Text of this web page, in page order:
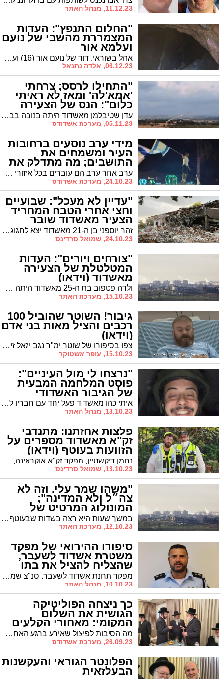
11.12.23, מנהל האתר
"החלום התנפץ": העדות
המצמררת מהשבי של נועם
ועלמא אור
אהל בשוראי, דוד של נועם אור (16) ועלמה אור (13) תושבי קיבוץ בארי ששוחררו אחרי 52 ימים בשבי החמאס, מספר בשמם עדות מצמררת מהשבי
06.12.23, אלדה נתנאל
"התחילו לרסס; צרחתי
'אמא'לה' ומאז לא ראיתי
כלום": הנס של הצעירה
מאשדוד שניצלה מהטבח עדן שטיבלמן מאשדוד היתה בנובה בבוקר שמחת תורה המדמם. כשהחל הירי המאסיבי והבינה שעשרות מחבלים פשטו על המקום, היא רצה לתפוס מחסה. בפוסט מטלטל שפרסמה בפייסבוק היא מספרת על השתלשלות האירועים ומבקשת: "זה הזמן שלנו להיות חזקים ומאוחדים"
05.11.23, מערכת אשדודס
מידי ערב נוסעים ברחובות
העיר ומשמחים את
התושבים; מה מתדלק את
'שיירת השמחה'? (וידאו) ערב אחר ערב הם עוברים בכל איזורי העיר כששיירת הרכבים המשמיעה מוזיקה מרקידה את התושבים ומביאה שמחה לבתים. מי הם אלו שדואגים לשמח את העיר בימים אלו?
24.10.23, מערכת אשדודס
"עדיין לא מעכל": שבועיים
וחצי אחרי הטבח המחריד
הצעיר מאשדוד שובר
שתיקה זהר יוספני בן ה-21 מאשדוד יצא לחגוג את יום ההולדת שלו בנובה עם חברים. 16 יום אחרי המתקפה הרצחנית של מחבלי חמאס הוא משתף לראשונה במה שעבר וכותב: "המחבלים האלה לא ייגרמו לי להפסיק לשמוח".
24.10.23, שמואל סרדינס
"צורחים ויורים": העדות
המטלטלת של הצעירה
מאשדוד (וידאו)
ולדה פטפוב בת ה-25 מאשדוד היתה עם ארוסה באירוע ההמוני ברעים כשעשרות מחבלים פשטו על המקום וטבחו בכל מי שזז. בפוסט מטלטל שפרסמה בפייסבוק היא מגוללת את מה שקרה שם שלב אחר שלב ומספרת איך אפילו כשהגיעו לאחד הבסיסים הסמוכים – אף אחד לא האמין לטבח שמתרחש לא רחוק משם. 'אשדודס' מביא את הפוסט המלא בשינויים קלים
15.10.23, מערכת האתר
גיבור! השוטר שהוביל 100
רכבים והציל מאות בני אדם
(וידאו)
צפו בסיפורו של שוטר ימ"ר נגב יגאל זינגר, אשר חילץ מבלים רבים מהתופת במסיבה וחזר לנהל קרבות עזים מול המחבלים!
15.10.23, עופר אשטוקר
"נרצחו לי מול העיניים":
פוסט המלחמה המבעית
של הגיבור האשדודי
איתי כהן מאשדוד פעל יחד עם חבריו לטיהור קיבוץ רעים ממחבלים. בפוסט שפרסם בפייסבוק הוא משתף בתחושות בעקבות הלחימה והמחזות המזוויעים שהותירו אחריהם המרצחים
13.10.23, מנהל האתר
פלצות אחזתנו: מתנדבי
זק"א מאשדוד מספרים על
הזוועות בעוטף (וידאו)
נחמן דיקשטיין, מפקד זק"א אוקראינה, הגיע לבקר את משפחתו שבאשדוד לרגל החג, אך הוא לא חשב שיצטרך להישאר כאן לעוד זמן רב ולטפל בכמות בלתי נתפסת של גופות. יחד עם בנו שמואל, עבדו האב והבן כתף אל כתף כדי לטפל בכבוד הנרצחים והנופלים בעוטף עזה. המסע שלהם עבר דרך כל מוקדי הטבח המזוויעים ביותר, החל מהמסיבה ברעים, דרך בארי ועד לכפר עזה. כעת, שמואל הבן משתף אותנו במה שקרה שם ובמחזות האיומים אליהם נחשף: "עבדנו ללא הרף, רצינו שכמה שיותר משפחות ייסגרו מעגל"
13.10.23, שמואל סרדינס
"משהו שמר עלי. וזה לא
צה״ל ולא המדינה";
המונולוג המרטיט של
הניצולה מאשדוד במשך שעות היא רצה בשדות שבעוטף בתקווה לישועה שאיחרה לבוא. היא ניסתה קודם לנוס על נפשה, אבל המחבלים הרצחניים היו בכל פינה. רעות טולדנו, ילידת אשדוד, מספרת על הזוועות באותו יום ארור באירוע ליד רעים ומשתפת בתיעוד מאותם רגעים
12.10.23, מערכת האתר
סיפורו ההירואי של מפקד
משטרת אשדוד לשעבר,
שהצליח להציל את בתו
מהתופת מפקד תחנת אשדוד לשעבר, סנ"צ שמעון פורטל, שמע מבתו נטע כי היא נצורה בביתה שאליו חדרו מחבלים. תוך שהוא מנהל לבדו קרבות עם עשרות המחבלים במקום, חילץ פורטל בנוסף גם ילדים קטנים ("אני לא יודע היכן הם ומה עלה בגורלם") וזוג הורים, עד שהצליח לחבור אל בתו ולחלצה בשלום. לא יאומן
10.10.23, מנהל האתר
כך ניצחה הפוליטיקה
הגושית את השלום
המקומי: מאחורי הקלעים
של הפיצול הדרמטי מה הסיבות לפיצול שאירע ברגע האחרון ברשימת 'אגודת ישראל'? | 'אשדודס' חושף את מה שהתרחש מאחורי הקלעים, מביא הקולות, את הטענות הקשות, החשיפות הדרמטיות ואת השורה התחתונה עליה מסכימים שני הצדדים | טור פוליטי מס' 4
26.09.23, מערכת אשדודס
הפלונטר הגוראי והעקשנות
הבעלזאית